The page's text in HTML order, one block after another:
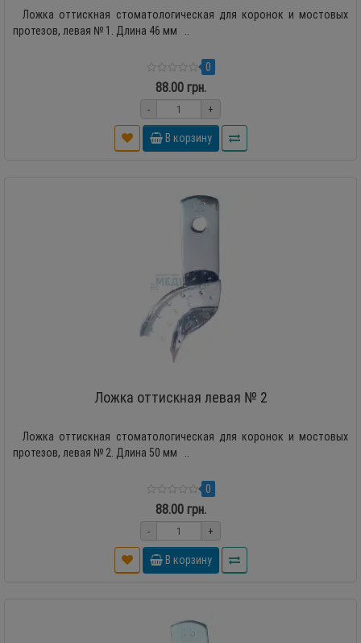
Ложка оттискная стоматологическая для коронок и мостовых
протезов, левая № 1. Длина 46 мм ..
0
88.00 грн.
- +
В корзину
Ложка оттискная левая № 2
Ложка оттискная стоматологическая для коронок и мостовых
протезов, левая № 2. Длина 50 мм ..
0
88.00 грн.
- +
В корзину